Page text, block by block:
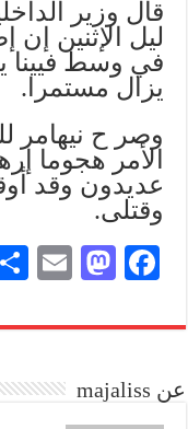
قال وزير
ليل الإثنين إن
في وسط فيينا
يزال مستمرا.
وصر ح نيهامر
الأمر هجوما
عديدون وقد
وقتلى.
Fa
bo
M
to
n
E
ail
عن majaliss